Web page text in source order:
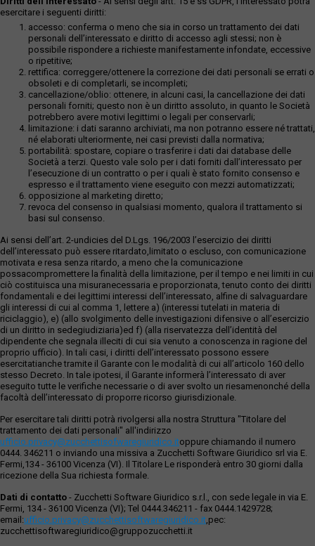
esercitare i seguenti diritti:
accesso: conferma o meno che sia in corso un trattamento dei dati
personali dell’interessato e diritto di accesso agli stessi; non è
possibile rispondere a richieste manifestamente infondate, eccessive
o ripetitive;
rettifica: correggere/ottenere la correzione dei dati personali se errati o
obsoleti e di completarli, se incompleti;
cancellazione/oblio: ottenere, in alcuni casi, la cancellazione dei dati
personali forniti; questo non è un diritto assoluto, in quanto le Società
potrebbero avere motivi legittimi o legali per conservarli;
limitazione: i dati saranno archiviati, ma non potranno essere né trattati,
né elaborati ulteriormente, nei casi previsti dalla normativa;
portabilità: spostare, copiare o trasferire i dati dai database delle
Società a terzi. Questo vale solo per i dati forniti dall’interessato per
l’esecuzione di un contratto o per i quali è stato fornito consenso e
espresso e il trattamento viene eseguito con mezzi automatizzati;
opposizione al marketing diretto;
revoca del consenso in qualsiasi momento, qualora il trattamento si
basi sul consenso.
Ai sensi dell’art. 2-undicies del D.Lgs. 196/2003 l’esercizio dei diritti
dell’interessato può essere ritardato,limitato o escluso, con comunicazione
motivata e resa senza ritardo, a meno che la comunicazione
possacompromettere la finalità della limitazione, per il tempo e nei limiti in cui
ciò costituisca una misuranecessaria e proporzionata, tenuto conto dei diritti
fondamentali e dei legittimi interessi dell’interessato, alfine di salvaguardare
gli interessi di cui al comma 1, lettere a) (interessi tutelati in materia di
riciclaggio), e) (allo svolgimento delle investigazioni difensive o all’esercizio
di un diritto in sedegiudiziaria)ed f) (alla riservatezza dell’identità del
dipendente che segnala illeciti di cui sia venuto a conoscenza in ragione del
proprio ufficio). In tali casi, i diritti dell’interessato possono essere
esercitatianche tramite il Garante con le modalità di cui all’articolo 160 dello
stesso Decreto. In tale ipotesi, il Garante informerà l’interessato di aver
eseguito tutte le verifiche necessarie o di aver svolto un riesamenonché della
facoltà dell’interessato di proporre ricorso giurisdizionale.
Per esercitare tali diritti potrà rivolgersi alla nostra Struttura "Titolare del
trattamento dei dati personali" all'indirizzo
ufficio.privacy@zucchettisofwaregiuridico.itoppure chiamando il numero
0444. 346211 o inviando una missiva a Zucchetti Software Giuridico srl via E.
Fermi,134 - 36100 Vicenza (VI). Il Titolare Le risponderà entro 30 giorni dalla
ricezione della Sua richiesta formale.
Dati di contatto - Zucchetti Software Giuridico s.r.l., con sede legale in via E.
Fermi, 134 - 36100 Vicenza (VI); Tel 0444.346211 - fax 0444.1429728;
email:ufficio.privacy@zucchettisoftwaregiuridico.it ,pec:
zucchettisoftwaregiuridico@gruppozucchetti.it